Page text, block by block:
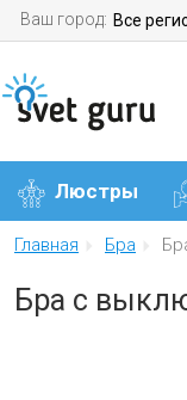
Ваш город: Все
Люстры
Главная Бра
Бра с